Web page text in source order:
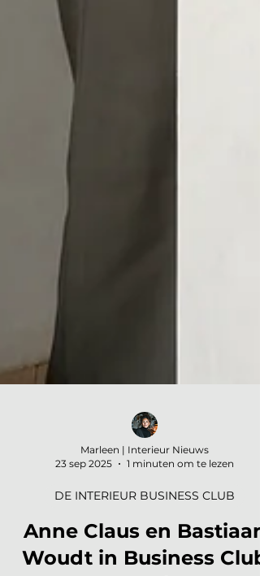
23 sep 2025
1 minuten om te lezen
DE INTERIEUR BUSINESS CLUB
Anne Claus en Bastiaan